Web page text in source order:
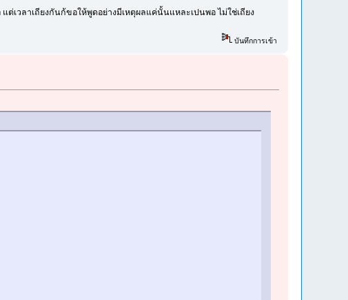
เวลาเถียงกันก้ขอให้พูดอย่างมีเหตุผลแค่นั้นแหละเปนพอ ไม่ใช่เถียง
บันทึกการเข้า